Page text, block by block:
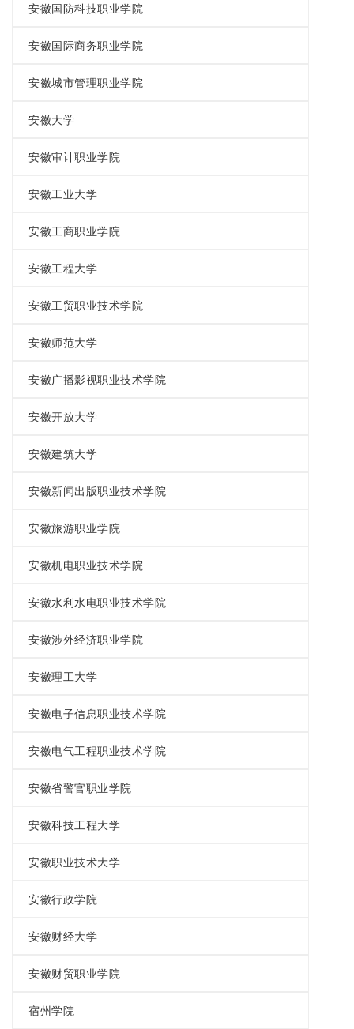
安徽国防科技职业学院
安徽国际商务职业学院
安徽城市管理职业学院
安徽大学
安徽审计职业学院
安徽工业大学
安徽工商职业学院
安徽工程大学
安徽工贸职业技术学院
安徽师范大学
安徽广播影视职业技术学院
安徽开放大学
安徽建筑大学
安徽新闻出版职业技术学院
安徽旅游职业学院
安徽机电职业技术学院
安徽水利水电职业技术学院
安徽涉外经济职业学院
安徽理工大学
安徽电子信息职业技术学院
安徽电气工程职业技术学院
安徽省警官职业学院
安徽科技工程大学
安徽职业技术大学
安徽行政学院
安徽财经大学
安徽财贸职业学院
宿州学院